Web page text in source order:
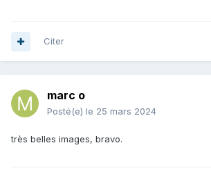
Citer
marc o
Posté(e) le 25 mars 2024
très belles images, bravo.